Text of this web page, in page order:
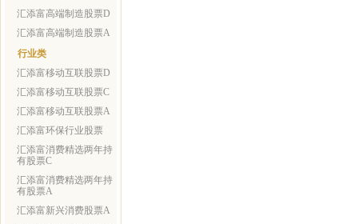
汇添富高端制造股票D
汇添富高端制造股票A
行业类
汇添富移动互联股票D
汇添富移动互联股票C
汇添富移动互联股票A
汇添富环保行业股票
汇添富消费精选两年持
有股票C
汇添富消费精选两年持
有股票A
汇添富新兴消费股票A